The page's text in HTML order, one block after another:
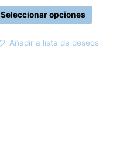
Seleccionar opciones
página
Añadir a lista de deseos